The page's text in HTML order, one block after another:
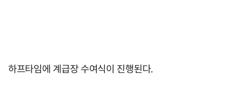
하프타임에 계급장 수여식이 진행된다.